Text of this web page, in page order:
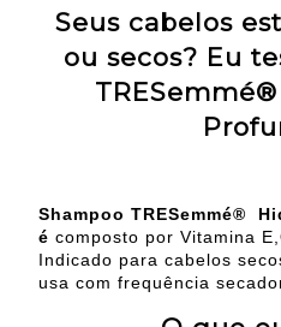
Seus cabelos
ou secos? Eu
Shampoo TRESemmé®
é composto por Vitamina
Indicado para cabelos
usa com frequência